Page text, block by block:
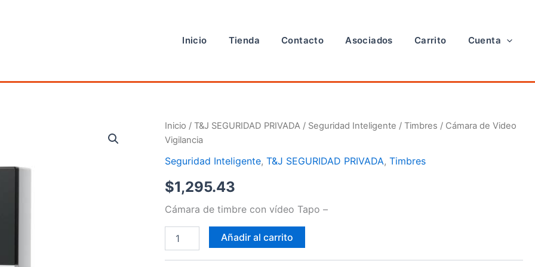
Inicio Tienda Contacto Asociados Carrito Cuenta
Inicio /T&J SEGURIDAD PRIVADA / Seguridad Inteligente /Timbres / Cámara de Video
Vigilancia
Seguridad Inteligente,T&J SEGURIDAD PRIVADA,Timbres
$1,295.43
Cámara de timbre con vídeo Tapo –
Cámara
de
Video
Vigilancia
Añadir al carrito